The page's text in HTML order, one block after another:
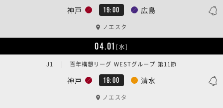
神戸 19:00 広島
ノエスタ
04.01 [水]
神戸 19:00 清水
J1 | 百年構想リーグ WESTグループ 第11節
ノエスタ